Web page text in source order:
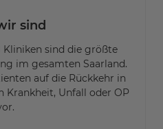
sind
Kliniken sind die größte
im gesamten Saarland.
auf die Rückkehr in
Krankheit, Unfall oder OP